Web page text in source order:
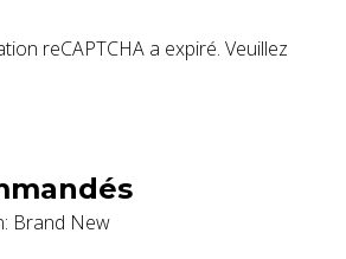
reCAPTCHA a expiré. Veuillez